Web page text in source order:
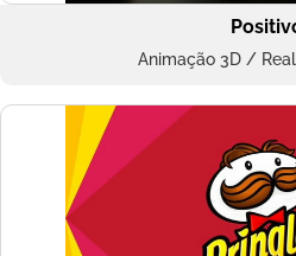
Animação 3D /